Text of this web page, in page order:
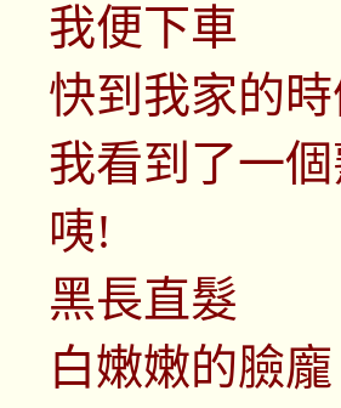
我便下車
快到我家的
我看到了一
咦!
黑長直髮
白嫩嫩的臉龐